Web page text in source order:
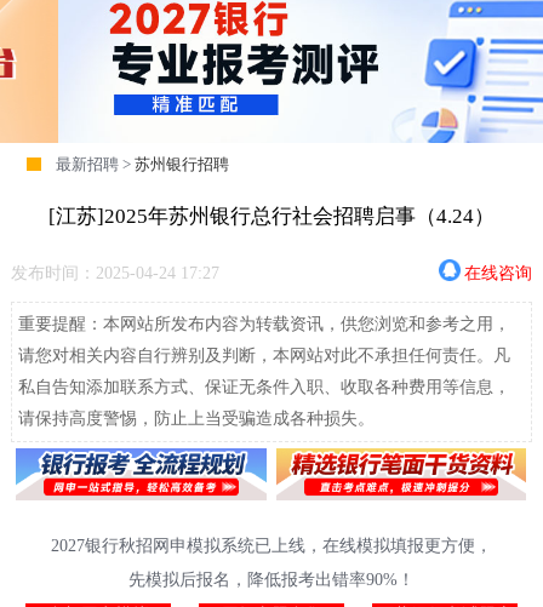
最新招聘 >苏州银行招聘
[江苏]2025年苏州银行总行社会招聘启事（4.24）
发布时间：2025-04-24 17:27 在线咨询
重要提醒：本网站所发布内容为转载资讯，供您浏览和参考之用，
请您对相关内容自行辨别及判断，本网站对此不承担任何责任。凡
私自告知添加联系方式、保证无条件入职、收取各种费用等信息，
请保持高度警惕，防止上当受骗造成各种损失。
2027银行秋招网申模拟系统已上线，在线模拟填报更方便，
先模拟后报名，降低报考出错率90%！